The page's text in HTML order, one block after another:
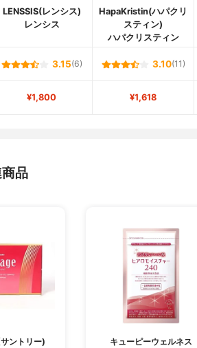
LENSSIS(レンシス)
レンシス
HapaKristin(ハパクリ
スティン)
ハパクリスティン
3.15(6) 3.10(11)
¥1,800 ¥1,618
品
ントリー)
キューピーウェルネス